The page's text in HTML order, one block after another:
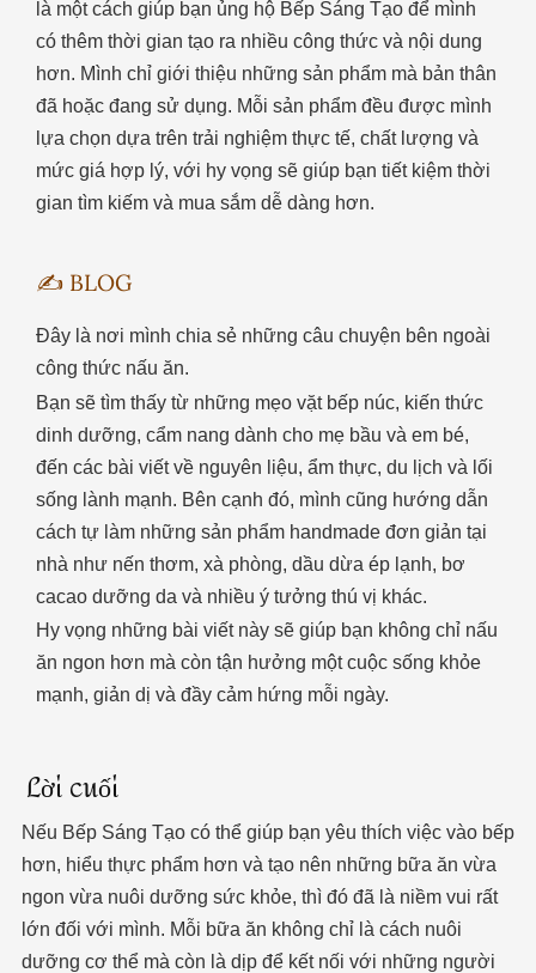
là một cách giúp bạn ủng hộ Bếp Sáng Tạo để mình
có thêm thời gian tạo ra nhiều công thức và nội dung
hơn. Mình chỉ giới thiệu những sản phẩm mà bản thân
đã hoặc đang sử dụng. Mỗi sản phẩm đều được mình
lựa chọn dựa trên trải nghiệm thực tế, chất lượng và
mức giá hợp lý, với hy vọng sẽ giúp bạn tiết kiệm thời
gian tìm kiếm và mua sắm dễ dàng hơn.
✍️ BLOG
Đây là nơi mình chia sẻ những câu chuyện bên ngoài
công thức nấu ăn.
Bạn sẽ tìm thấy từ những mẹo vặt bếp núc, kiến thức
dinh dưỡng, cẩm nang dành cho mẹ bầu và em bé,
đến các bài viết về nguyên liệu, ẩm thực, du lịch và lối
sống lành mạnh. Bên cạnh đó, mình cũng hướng dẫn
cách tự làm những sản phẩm handmade đơn giản tại
nhà như nến thơm, xà phòng, dầu dừa ép lạnh, bơ
cacao dưỡng da và nhiều ý tưởng thú vị khác.
Hy vọng những bài viết này sẽ giúp bạn không chỉ nấu
ăn ngon hơn mà còn tận hưởng một cuộc sống khỏe
mạnh, giản dị và đầy cảm hứng mỗi ngày.
Lời cuối
Nếu Bếp Sáng Tạo có thể giúp bạn yêu thích việc vào bếp
hơn, hiểu thực phẩm hơn và tạo nên những bữa ăn vừa
ngon vừa nuôi dưỡng sức khỏe, thì đó đã là niềm vui rất
lớn đối với mình. Mỗi bữa ăn không chỉ là cách nuôi
dưỡng cơ thể mà còn là dịp để kết nối với những người